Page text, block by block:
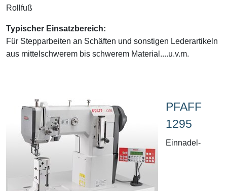
Rollfuß
Typischer Einsatzbereich:
Für Stepparbeiten an Schäften und sonstigen Lederartikeln
aus mittelschwerem bis schwerem Material....u.v.m.
PFAFF
1295
Einnadel-